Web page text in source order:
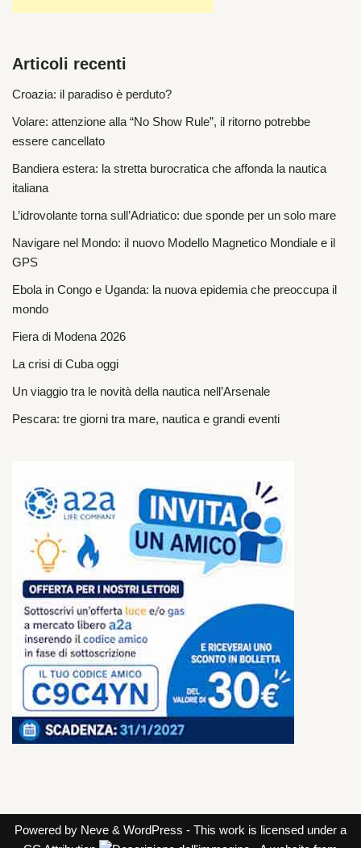
Articoli recenti
Croazia: il paradiso è perduto?
Volare: attenzione alla “No Show Rule”, il ritorno potrebbe
essere cancellato
Bandiera estera: la stretta burocratica che affonda la nautica
italiana
L’idrovolante torna sull’Adriatico: due sponde per un solo mare
Navigare nel Mondo: il nuovo Modello Magnetico Mondiale e il
GPS
Ebola in Congo e Uganda: la nuova epidemia che preoccupa il
mondo
Fiera di Modena 2026
La crisi di Cuba oggi
Un viaggio tra le novità della nautica nell’Arsenale
Pescara: tre giorni tra mare, nautica e grandi eventi
Powered by Neve & WordPress - This work is licensed under a